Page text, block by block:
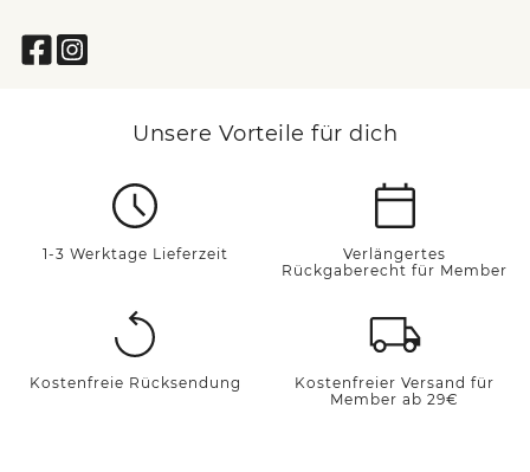
Unsere Vorteile für dich
1-3 Werktage Lieferzeit
Verlängertes
Rückgaberecht für Member
Kostenfreie Rücksendung
Kostenfreier Versand für
Member ab 29€